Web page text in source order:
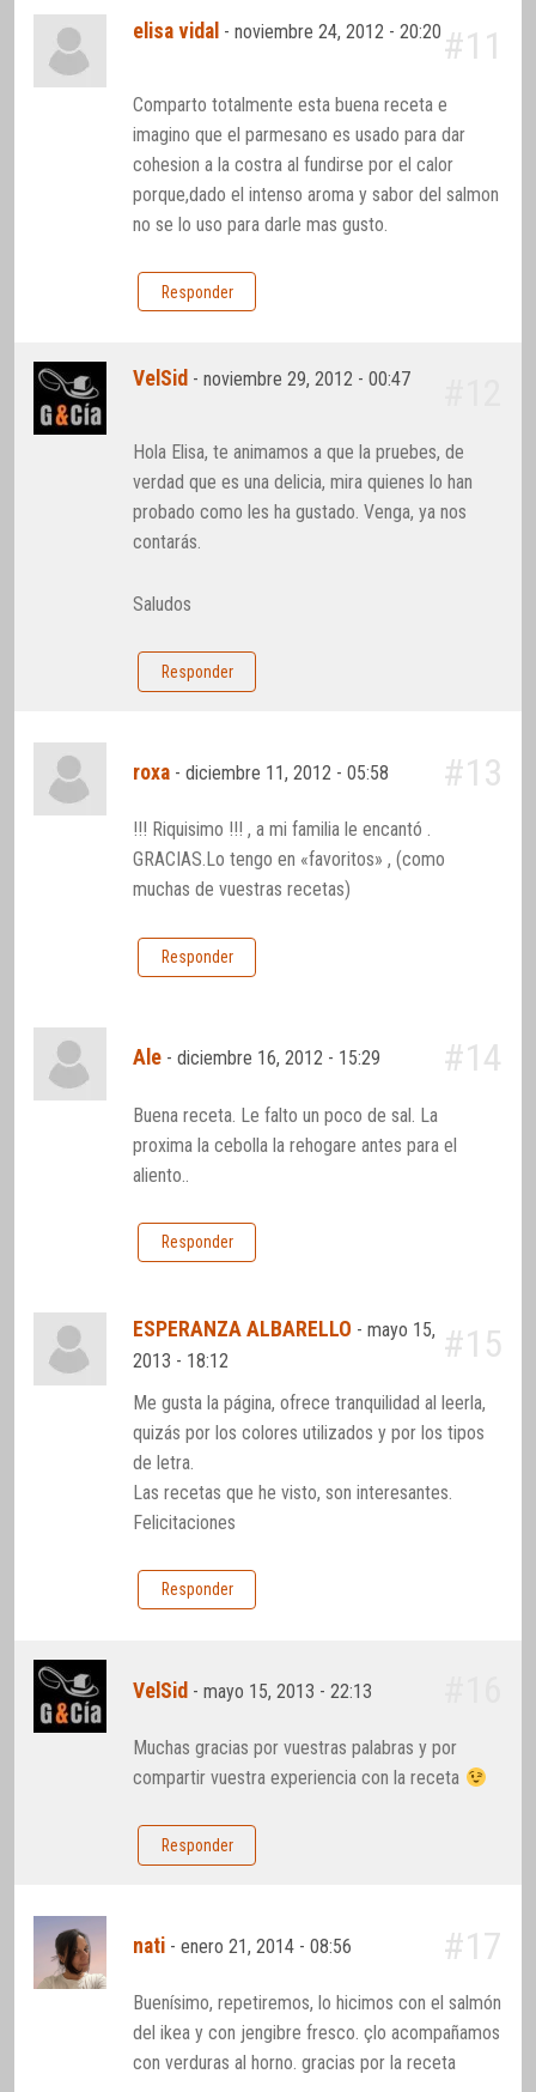
elisa vidal -noviembre 24, 2012 - 20:20 #11
Comparto totalmente esta buena receta e
imagino que el parmesano es usado para dar
cohesion a la costra al fundirse por el calor
porque,dado el intenso aroma y sabor del salmon
no se lo uso para darle mas gusto.
Responder
VelSid -noviembre 29, 2012 - 00:47
Hola Elisa, te animamos a que la pruebes, de
verdad que es una delicia, mira quienes lo han
probado como les ha gustado. Venga, ya nos
contarás.
Saludos
Responder
roxa -diciembre 11, 2012 - 05:58 #13
!!! Riquisimo !!! , a mi familia le encantó .
GRACIAS.Lo tengo en «favoritos» , (como
muchas de vuestras recetas)
Responder
Ale -diciembre 16, 2012 - 15:29 #14
Buena receta. Le falto un poco de sal. La
proxima la cebolla la rehogare antes para el
aliento..
Responder
ESPERANZA ALBARELLO -mayo 15,
2013 - 18:12
#15
Me gusta la página, ofrece tranquilidad al leerla,
quizás por los colores utilizados y por los tipos
de letra.
Las recetas que he visto, son interesantes.
Felicitaciones
Responder
VelSid -mayo 15, 2013 - 22:13
Muchas gracias por vuestras palabras y por
compartir vuestra experiencia con la receta
Responder
nati -enero 21, 2014 - 08:56 #17
Buenísimo, repetiremos, lo hicimos con el salmón
del ikea y con jengibre fresco. çlo acompañamos
con verduras al horno. gracias por la receta